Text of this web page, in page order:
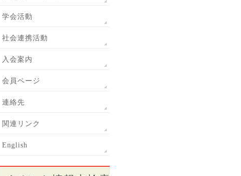
学会活動
社会連携活動
入会案内
会員ページ
連絡先
関連リンク
English